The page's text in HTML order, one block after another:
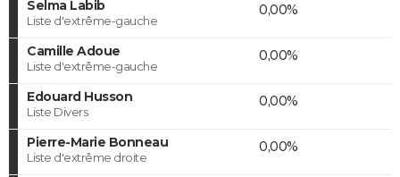
Selma Labib
Liste d'extrême-gauche
0,00%
Camille Adoue
Liste d'extrême-gauche
0,00%
Edouard Husson
Liste Divers
0,00%
Pierre-Marie Bonneau
Liste d'extrême droite
0,00%